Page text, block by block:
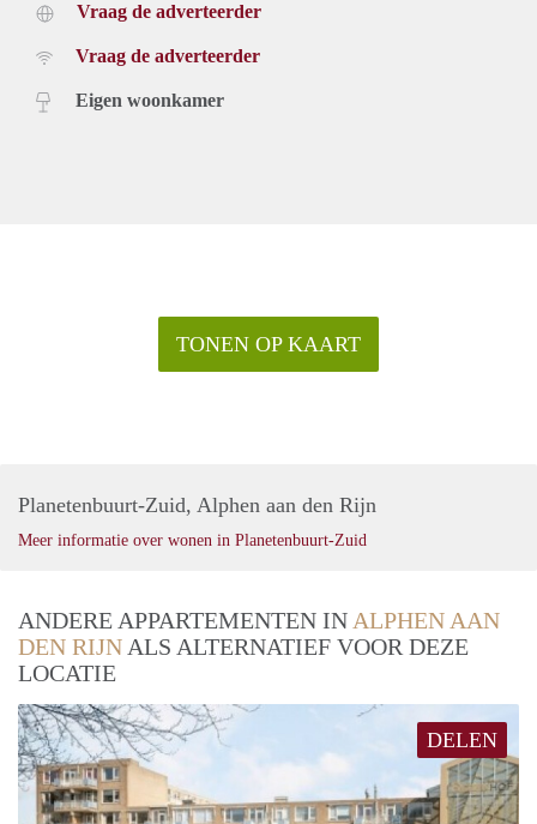
Vraag de adverteerder
Vraag de adverteerder
Eigen woonkamer
TONEN OP KAART
Planetenbuurt-Zuid, Alphen aan den Rijn
Meer informatie over wonen in Planetenbuurt-Zuid
ANDERE APPARTEMENTEN IN ALPHEN AAN
DEN RIJN ALS ALTERNATIEF VOOR DEZE
LOCATIE
DELEN